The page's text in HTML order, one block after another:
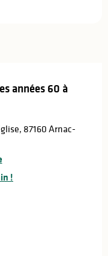
années 60 à
87160 Arnac-
!